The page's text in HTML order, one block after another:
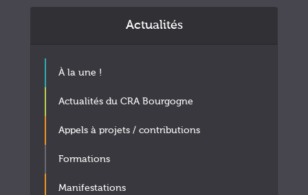
Actualités
À la une !
Actualités du CRA Bourgogne
Appels à projets / contributions
Formations
Manifestations